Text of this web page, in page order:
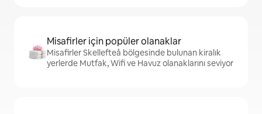
Misafirler için popüler olanaklar
Misafirler Skellefteå bölgesinde bulunan kiralık
yerlerde Mutfak, Wifi ve Havuz olanaklarını seviyor